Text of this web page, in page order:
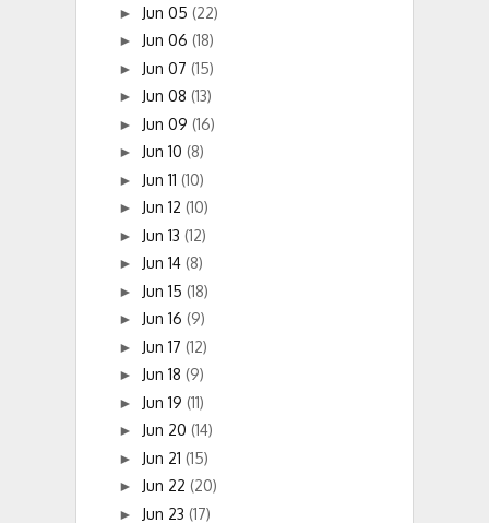
► Jun 05 (22)
► Jun 06 (18)
► Jun 07 (15)
► Jun 08 (13)
► Jun 09 (16)
► Jun 10 (8)
► Jun 11 (10)
► Jun 12 (10)
► Jun 13 (12)
► Jun 14 (8)
► Jun 15 (18)
► Jun 16 (9)
► Jun 17 (12)
► Jun 18 (9)
► Jun 19 (11)
► Jun 20 (14)
► Jun 21 (15)
► Jun 22 (20)
► Jun 23 (17)